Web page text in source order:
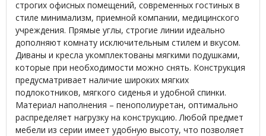
строгих офисных помещений, современных гостиных в
стиле минимализм, приемной компании, медицинского
учреждения. Прямые углы, строгие линии идеально
дополняют комнату исключительным стилем и вкусом.
Диваны и кресла укомплектованы мягкими подушками,
которые при необходимости можно снять. Конструкция
предусматривает наличие широких мягких
подлокотников, мягкого сиденья и удобной спинки.
Материал наполнения – пенополиуретан, оптимально
распределяет нагрузку на конструкцию. Любой предмет
мебели из серии имеет удобную высоту, что позволяет